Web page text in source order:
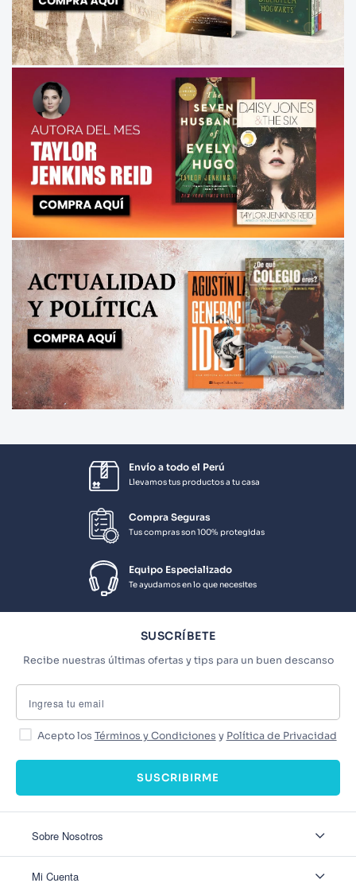
Envío a todo el Perú
Llevamos tus productos a tu casa
Compra Seguras
Tus compras son 100% protegidas
Equipo Especializado
Te ayudamos en lo que necesites
SUSCRÍBETE
Recibe nuestras últimas ofertas y tips para un buen descanso
Acepto los Términos y Condiciones y Política de Privacidad
SUSCRIBIRME
Sobre Nosotros
Nuestas tiendas
Mi Cuenta